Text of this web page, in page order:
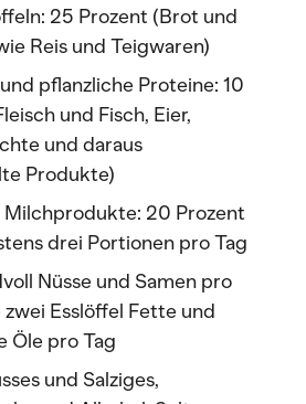
25 Prozent (Brot und
Reis und Teigwaren)
pflanzliche Proteine: 10
und Fisch, Eier,
und daraus
Produkte)
Milchprodukte: 20 Prozent
drei Portionen pro Tag
Nüsse und Samen pro
zwei Esslöffel Fette und
Öle pro Tag
und Salziges,